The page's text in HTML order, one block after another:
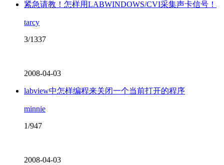
紧急请教！怎样用LABWINDOWS/CVI采集声卡信号！
tarcy
3/1337
2008-04-03
labview中怎样编程来关闭一个当前打开的程序
minnie
1/947
2008-04-03